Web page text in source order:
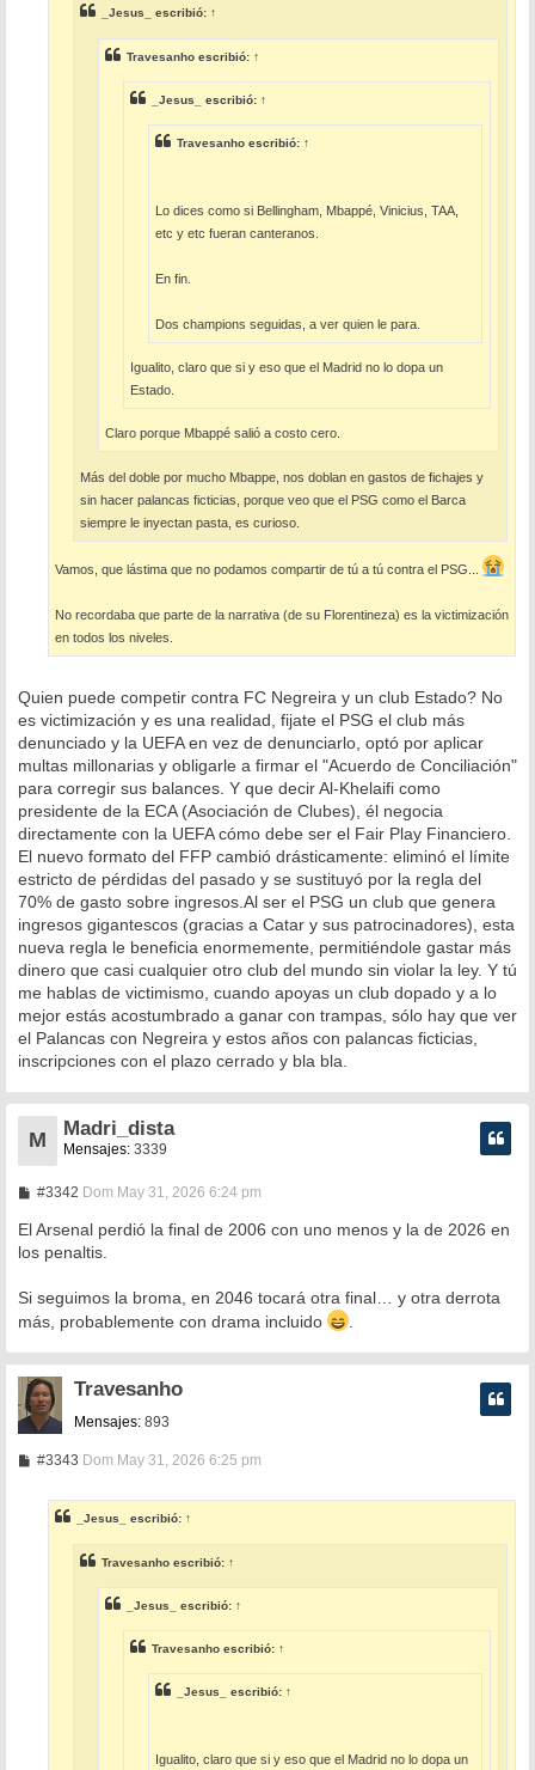
e
_Jesus_ escribió: ↑
Travesanho escribió: ↑
_Jesus_ escribió: ↑
Travesanho escribió: ↑
Lo dices como si Bellingham, Mbappé, Vinicius, TAA,
etc y etc fueran canteranos.
En fin.
Dos champions seguidas, a ver quien le para.
Igualito, claro que si y eso que el Madrid no lo dopa un
Estado.
Claro porque Mbappé salió a costo cero.
Más del doble por mucho Mbappe, nos doblan en gastos de fichajes y
sin hacer palancas ficticias, porque veo que el PSG como el Barca
siempre le inyectan pasta, es curioso.
Vamos, que lástima que no podamos compartir de tú a tú contra el PSG...
No recordaba que parte de la narrativa (de su Florentineza) es la victimización
en todos los niveles.
Quien puede competir contra FC Negreira y un club Estado? No
es victimización y es una realidad, fijate el PSG el club más
denunciado y la UEFA en vez de denunciarlo, optó por aplicar
multas millonarias y obligarle a firmar el "Acuerdo de Conciliación"
para corregir sus balances. Y que decir Al-Khelaifi como
presidente de la ECA (Asociación de Clubes), él negocia
directamente con la UEFA cómo debe ser el Fair Play Financiero.
El nuevo formato del FFP cambió drásticamente: eliminó el límite
estricto de pérdidas del pasado y se sustituyó por la regla del
70% de gasto sobre ingresos.Al ser el PSG un club que genera
ingresos gigantescos (gracias a Catar y sus patrocinadores), esta
nueva regla le beneficia enormemente, permitiéndole gastar más
dinero que casi cualquier otro club del mundo sin violar la ley. Y tú
me hablas de victimismo, cuando apoyas un club dopado y a lo
mejor estás acostumbrado a ganar con trampas, sólo hay que ver
el Palancas con Negreira y estos años con palancas ficticias,
inscripciones con el plazo cerrado y bla bla.
M
Madri_dista
Mensajes: 3339
#3342M
n
a
e
Dom May 31, 2026 6:24 pm
El Arsenal perdió la final de 2006 con uno menos y la de 2026 en
los penaltis.
Si seguimos la broma, en 2046 tocará otra final… y otra derrota
más, probablemente con drama incluido
.
Travesanho
Mensajes: 893
#3343M
a
j
e
Dom May 31, 2026 6:25 pm
_Jesus_ escribió: ↑
Travesanho escribió: ↑
_Jesus_ escribió: ↑
Travesanho escribió: ↑
_Jesus_ escribió: ↑
Igualito, claro que si y eso que el Madrid no lo dopa un